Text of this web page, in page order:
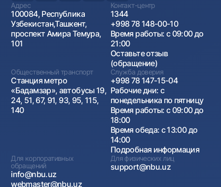
Адрес
100084, Республика
Узбекистан,Ташкент,
проспект Амира Темура,
101
Контакт-центр
1344
+998 78 148-00-10
Время работы: с 09:00 до
21:00
Оставьте отзыв
(обращение)
Общественный транспорт
Станция метро
«Бадамзар», автобусы 19,
24, 51, 67, 91, 93, 95, 115,
140
Служба доверия
+998 78 147-15-04
Рабочие дни: с
понедельника по пятницу
Время работы: с 09:00 до
18:00
Время обеда: с 13:00 до
14:00
Подробная информация
Для корпоративных
обращений
info@nbu.uz
webmaster@nbu.uz
Для физических лиц
support@nbu.uz